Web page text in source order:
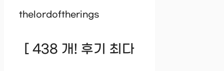
thelordoftherings
[ 438 개! 후기 최다